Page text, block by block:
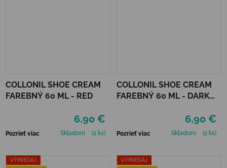
COLLONIL SHOE CREAM
FAREBNÝ 60 ML - RED
6,90 €
Pozrieť viac Skladom (2 ks)
COLLONIL SHOE CREAM
FAREBNÝ 60 ML - DARK
6,90 €
Pozrieť viac Skladom (2 ks)
VÝPREDAJ
VÝPREDAJ